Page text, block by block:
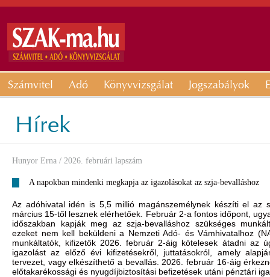
Számvitel Adó Könyvvizsgálat Jogszabályok
Hírek
Hunyor Erna / 2026. februári lapszám
A napokban mindenki megkapja az igazolásokat az szja-bevalláshoz
Az adóhivatal idén is 5,5 millió magánszemélynek készíti el az
március 15-től lesznek elérhetőek. Február 2-a fontos időpont,
időszakban kapják meg az szja-bevalláshoz szükséges
ezeket nem kell beküldeni a Nemzeti Adó- és Vámhivatalhoz
munkáltatók, kifizetők 2026. február 2-áig kötelesek átadni az
igazolást az előző évi kifizetésekről, juttatásokról, amely
tervezet, vagy elkészíthető a bevallás. 2026. február 16-áig
előtakarékossági és nyugdíjbiztosítási befizetések utáni pénztári